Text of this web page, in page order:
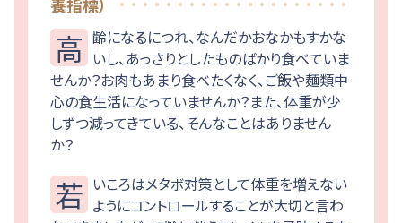
高齢になるにつれ、なんだかおなかもすかな いし、あっさりとしたものばかり食べていま
せんか？お肉もあまり食べたくなく、ご飯や麺類中
心の食生活になっていませんか？また、体重が少
しずつ減ってきている、そんなことはありません
か？
若いころはメタボ対策として体重を増えない ようにコントロールすることが大切と言わ